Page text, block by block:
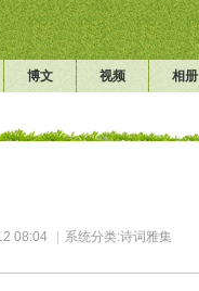
博文 视频 相册
08:04 系统分类:诗词雅集